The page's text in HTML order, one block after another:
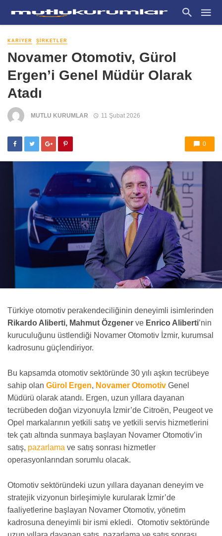
KARIYER ŞIRKETLER
Novamer Otomotiv, Gürol
Ergen’i Genel Müdür Olarak
Atadı
MUTLU KURUMLAR 11 Şubat 2026
0
Türkiye otomotiv perakendeciliğinin deneyimli isimlerinden
Rikardo Aliberti, Mahmut Özgener ve Enrico Aliberti’nin
kuruculuğunu üstlendiği Novamer Otomotiv İzmir, kurumsal
kadrosunu güçlendiriyor.
Bu kapsamda otomotiv sektöründe 30 yılı aşkın tecrübeye
sahip olan Gürol Ergen, Novamer Otomotiv Genel
Müdürü olarak atandı. Ergen, uzun yıllara dayanan
tecrübeden doğan vizyonuyla İzmir’de Citroën, Peugeot ve
Opel markalarının yetkili satış ve yetkili servis hizmetlerini
tek çatı altında sunmaya başlayan Novamer Otomotiv’in
satış, pazarlama ve satış sonrası hizmetler
operasyonlarından sorumlu olacak.
Otomotiv sektöründeki uzun yıllara dayanan deneyim ve
stratejik vizyonun birleşimiyle kurularak İzmir’de
faaliyetlerine başlayan Novamer Otomotiv, yönetim
kadrosuna deneyimli bir ismi ekledi. Otomotiv sektöründe